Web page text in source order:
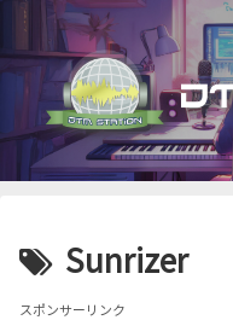
Sunrizer
スポンサーリンク